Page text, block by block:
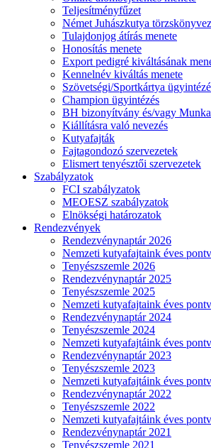
Teljesítményfűzet
Német Juhászkutya
Tulajdonjog átírás menete
Honosítás menete
Export pedigré kiváltásának
Kennelnév kiváltás menete
Szövetségi/Sportkártya
Champion ügyintézés
BH bizonyítvány és/vagy
Kiállításra való nevezés
Kutyafajták
Fajtagondozó szervezetek
Elismert tenyésztői szervezetek
Szabályzatok
FCI szabályzatok
MEOESZ szabályzatok
Elnökségi határozatok
Rendezvények
Rendezvénynaptár 2026
Nemzeti kutyafajtaink éves
Tenyészszemle 2026
Rendezvénynaptár 2025
Tenyészszemle 2025
Nemzeti kutyafajtaink éves
Rendezvénynaptár 2024
Tenyészszemle 2024
Nemzeti kutyafajtáink éves
Rendezvénynaptár 2023
Tenyészszemle 2023
Nemzeti kutyafajtáink éves
Rendezvénynaptár 2022
Tenyészszemle 2022
Nemzeti kutyafajtáink éves
Rendezvénynaptár 2021
Tenyészszemle 2021